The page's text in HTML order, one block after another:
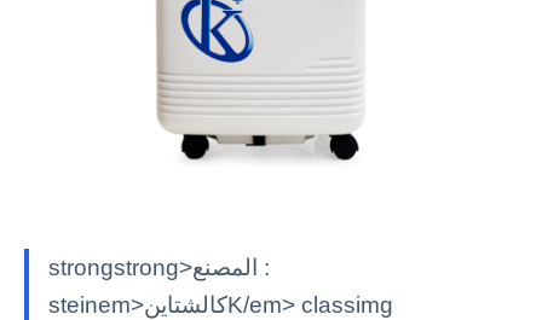
strongstrong>المصنع :
steinem>كالشتاينK/em> classimg